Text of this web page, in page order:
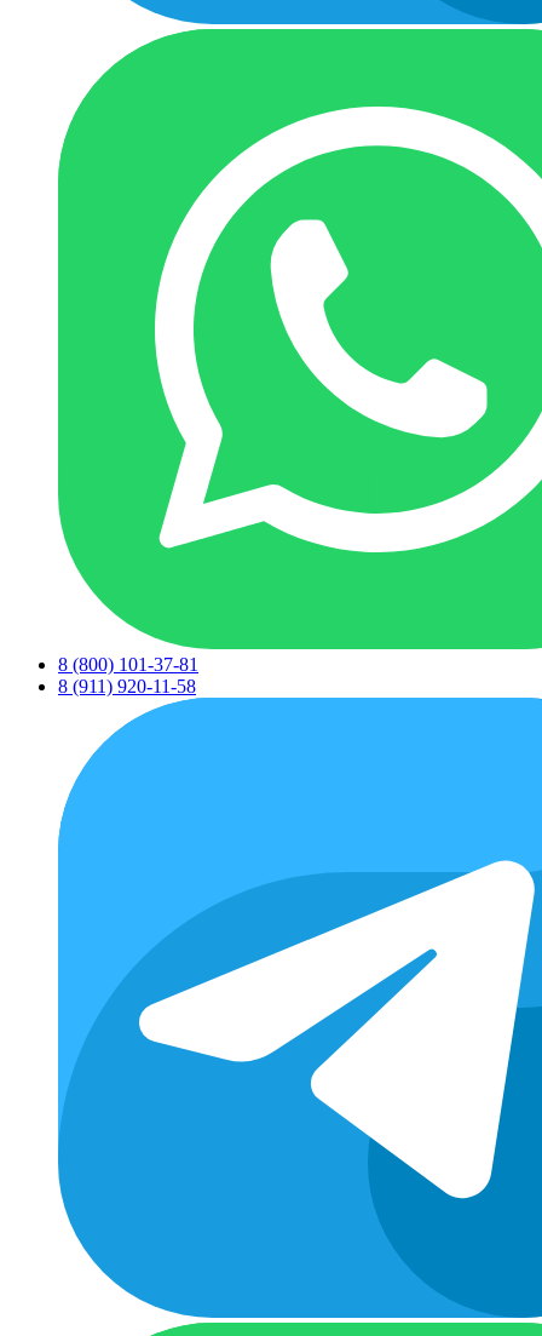
8 (800) 101-37-81
8 (911) 920-11-58